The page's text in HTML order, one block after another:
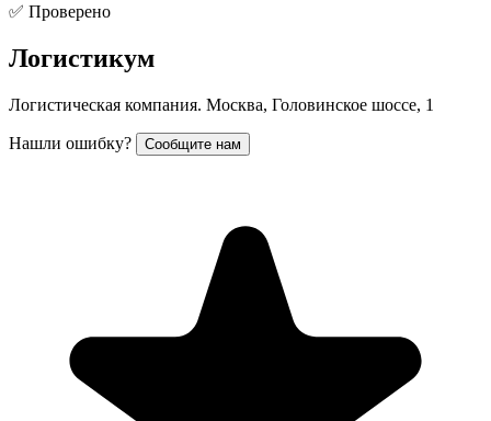
✅ Проверено
Логистикум
Логистическая компания. Москва, Головинское шоссе, 1
Нашли ошибку? Сообщите нам